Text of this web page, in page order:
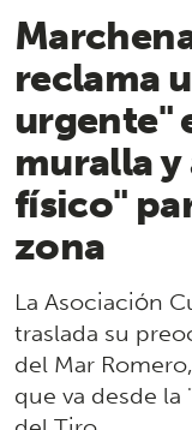
reclama
urgente"
muralla
físico"
zona
La Asociación
traslada su
del Mar
que va desde